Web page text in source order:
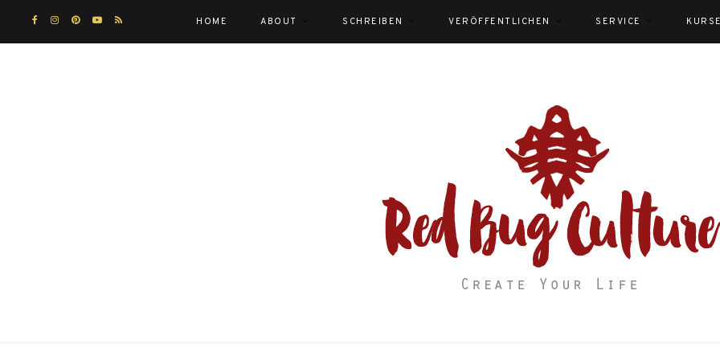
HOME ABOUT SCHREIBEN VERÖFFENTLICHEN SERVICE KURSE